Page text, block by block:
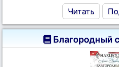
Читать
Благородный